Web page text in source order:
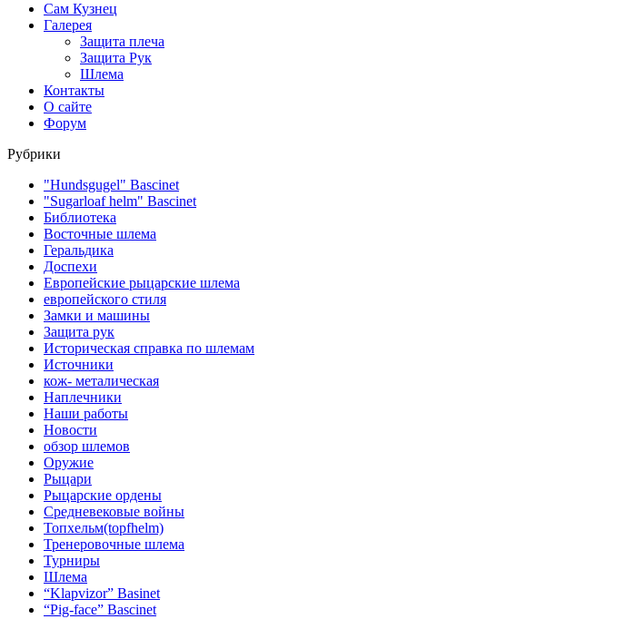
Сам Кузнец
Галерея
Защита плеча
Защита Рук
Шлема
Контакты
О сайте
Форум
Рубрики
"Hundsgugel" Bascinet
"Sugarloaf helm" Bascinet
Библиотека
Восточные шлема
Геральдика
Доспехи
Европейские рыцарские шлема
европейского стиля
Замки и машины
Защита рук
Историческая справка по шлемам
Источники
кож- металическая
Наплечники
Наши работы
Новости
обзор шлемов
Оружие
Рыцари
Рыцарские ордены
Средневековые войны
Топхельм(topfhelm)
Тренеровочные шлема
Турниры
Шлема
“Klapvizor” Basinet
“Pig-face” Bascinet